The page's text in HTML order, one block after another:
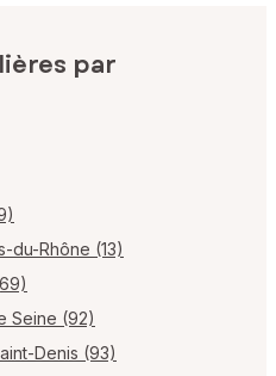
par
du-Rhône (13)
Seine (92)
Denis (93)